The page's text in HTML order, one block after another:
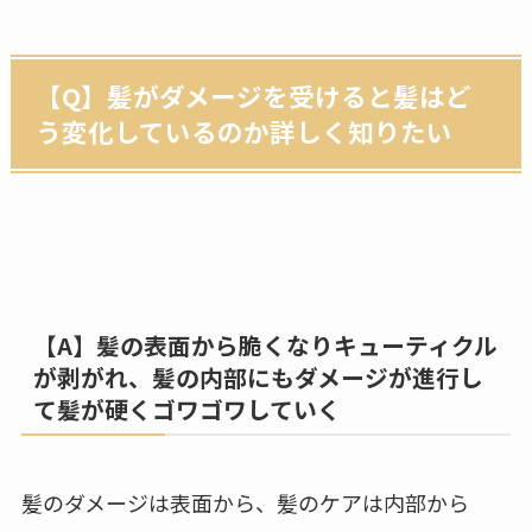
【Q】髪がダメージを受けると髪はど
う変化しているのか詳しく知りたい
【A】髪の表面から脆くなりキューティクル
が剥がれ、髪の内部にもダメージが進行し
て髪が硬くゴワゴワしていく
髪のダメージは表面から、髪のケアは内部から